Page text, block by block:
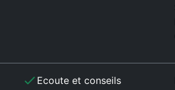
check Ecoute et conseils